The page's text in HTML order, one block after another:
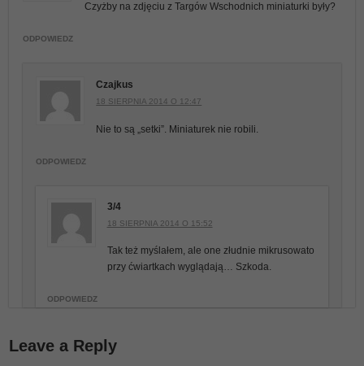
Czyżby na zdjęciu z Targów Wschodnich miniaturki były?
ODPOWIEDZ
Czajkus
18 SIERPNIA 2014 O 12:47
Nie to są „setki”. Miniaturek nie robili.
ODPOWIEDZ
3/4
18 SIERPNIA 2014 O 15:52
Tak też myślałem, ale one złudnie mikrusowato
przy ćwiartkach wyglądają… Szkoda.
ODPOWIEDZ
Leave a Reply